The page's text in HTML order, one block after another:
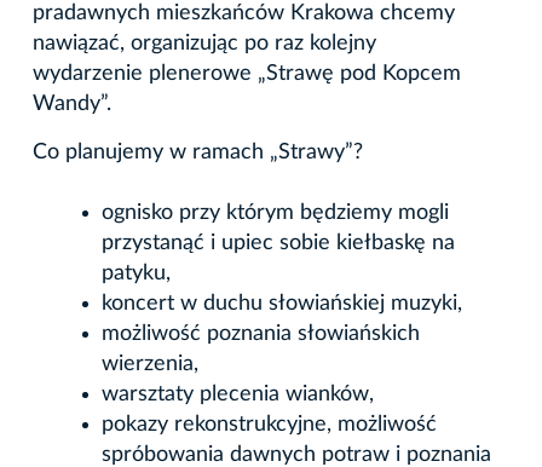
pradawnych mieszkańców Krakowa chcemy
nawiązać, organizując po raz kolejny
wydarzenie plenerowe „Strawę pod Kopcem
Wandy”.
Co planujemy w ramach „Strawy”?
ognisko przy którym będziemy mogli
przystanąć i upiec sobie kiełbaskę na
patyku,
koncert w duchu słowiańskiej muzyki,
możliwość poznania słowiańskich
wierzenia,
warsztaty plecenia wianków,
pokazy rekonstrukcyjne, możliwość
spróbowania dawnych potraw i poznania